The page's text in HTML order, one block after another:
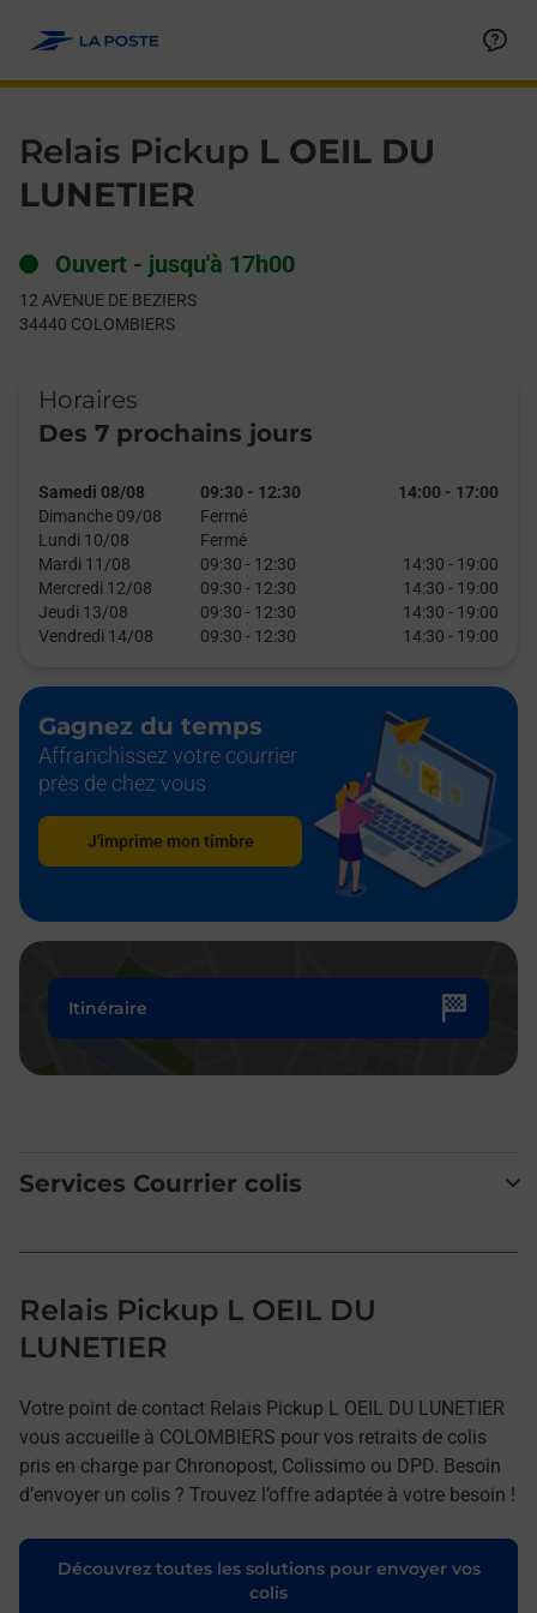
Relais Pickup L OEIL DU
LUNETIER
Ouvert - jusqu'à 17h00
12 AVENUE DE BEZIERS
34440 COLOMBIERS
Horaires
Des 7 prochains jours
Samedi 08/08 09:30 - 12:30 14:00 - 17:00
Dimanche 09/08
Fermé
Lundi 10/08
Fermé
Mardi 11/08
09:30 - 12:30 14:30 - 19:00
Mercredi 12/08
09:30 - 12:30 14:30 - 19:00
Jeudi 13/08
09:30 - 12:30 14:30 - 19:00
Vendredi 14/08
09:30 - 12:30 14:30 - 19:00
Gagnez du temps
Affranchissez votre courrier
près de chez vous
J'imprime mon timbre
Itinéraire
Services Courrier colis
Relais Pickup L OEIL DU
LUNETIER
Votre point de contact Relais Pickup L OEIL DU LUNETIER
vous accueille à COLOMBIERS pour vos retraits de colis
pris en charge par Chronopost, Colissimo ou DPD. Besoin
d’envoyer un colis ? Trouvez l’offre adaptée à votre besoin !
Découvrez toutes les solutions pour envoyer vos
colis